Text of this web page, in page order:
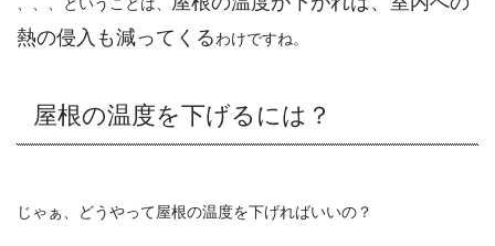
熱の侵入も減ってくるわけですね。
屋根の温度を下げるには？
じゃぁ、どうやって屋根の温度を下げればいいの？